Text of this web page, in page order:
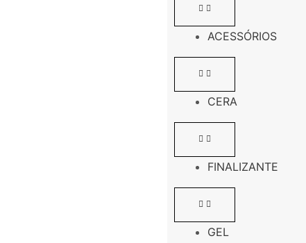
ACESSÓRIOS
CERA
FINALIZANTE
GEL